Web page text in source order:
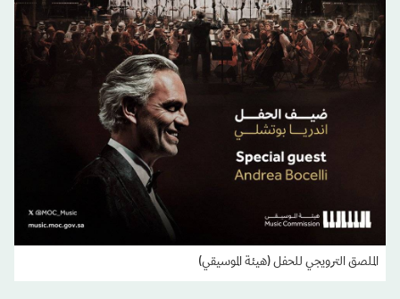
الملصق الترويجي للحفل (هيئة الموسيقي)